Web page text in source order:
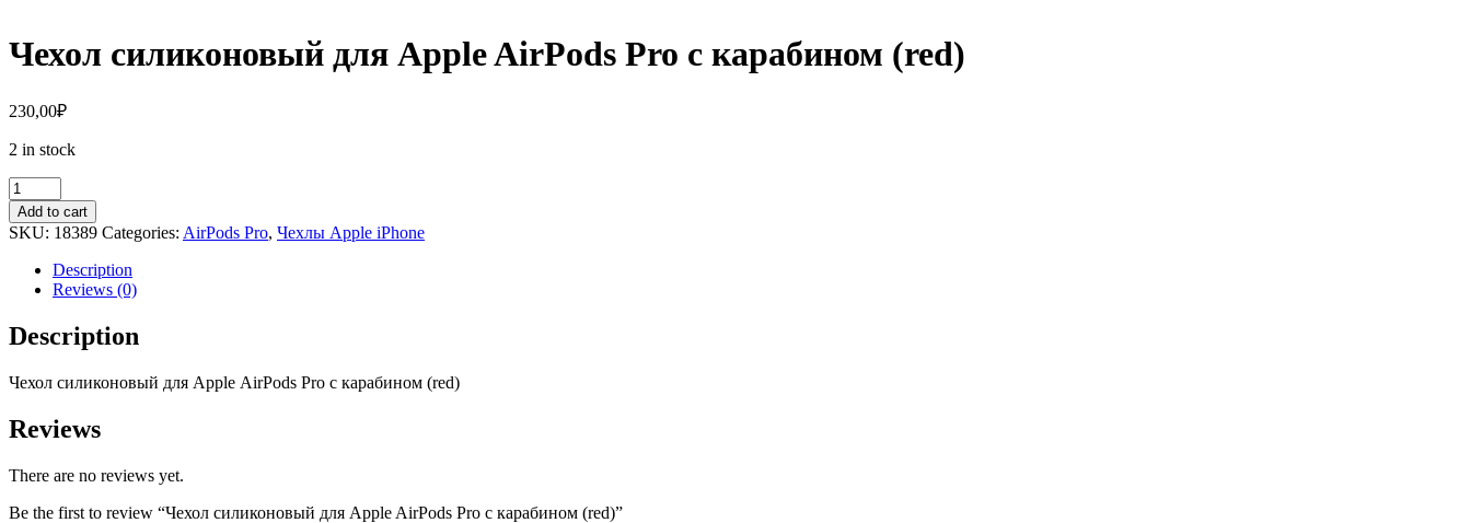
Чехол силиконовый для Apple AirPods Pro с карабином (red)
230,00₽
2 in stock
Чехол
силиконовый
для
Apple
AirPods
карабином
(red)
Add to cart
SKU: 18389 Categories: AirPods Pro, Чехлы Apple iPhone
Description
Reviews (0)
Description
Чехол силиконовый для Apple AirPods Pro с карабином (red)
Reviews
There are no reviews yet.
Be the first to review “Чехол силиконовый для Apple AirPods Pro с карабином (red)”